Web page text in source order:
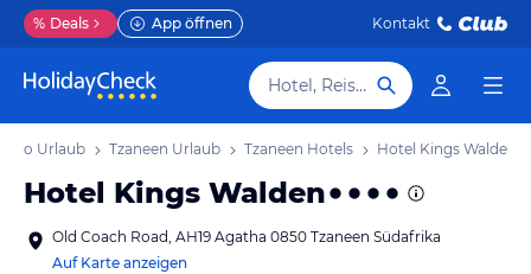
% Deals App öffnen Kontakt
Hotel, Reiseziel
Urlaub Tzaneen Urlaub Tzaneen Hotels Hotel Kings Walden
Hotel Kings Walden
Old Coach Road, AH19 Agatha 0850 Tzaneen Südafrika
Auf Karte anzeigen